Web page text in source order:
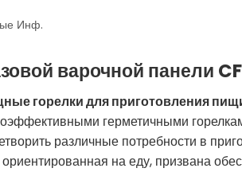
Инф.
варочной панели
горелки для приготовления
герметичными
различные потребности в
ориентированная на еду, призвана